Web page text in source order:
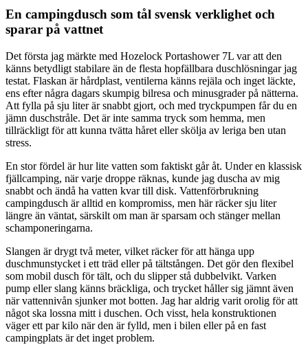
En campingdusch som tål svensk verklighet och
sparar på vattnet
Det första jag märkte med Hozelock Portashower 7L var att den
känns betydligt stabilare än de flesta hopfällbara duschlösningar jag
testat. Flaskan är hårdplast, ventilerna känns rejäla och inget läckte,
ens efter några dagars skumpig bilresa och minusgrader på nätterna.
Att fylla på sju liter är snabbt gjort, och med tryckpumpen får du en
jämn duschstråle. Det är inte samma tryck som hemma, men
tillräckligt för att kunna tvätta håret eller skölja av leriga ben utan
stress.
En stor fördel är hur lite vatten som faktiskt går åt. Under en klassisk
fjällcamping, när varje droppe räknas, kunde jag duscha av mig
snabbt och ändå ha vatten kvar till disk. Vattenförbrukning
campingdusch är alltid en kompromiss, men här räcker sju liter
längre än väntat, särskilt om man är sparsam och stänger mellan
schamponeringarna.
Slangen är drygt två meter, vilket räcker för att hänga upp
duschmunstycket i ett träd eller på tältstången. Det gör den flexibel
som mobil dusch för tält, och du slipper stå dubbelvikt. Varken
pump eller slang känns bräckliga, och trycket håller sig jämnt även
när vattennivån sjunker mot botten. Jag har aldrig varit orolig för att
något ska lossna mitt i duschen. Och visst, hela konstruktionen
väger ett par kilo när den är fylld, men i bilen eller på en fast
campingplats är det inget problem.